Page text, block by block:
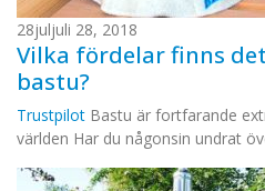
28juljuli 28, 2018
Vilka fördelar finns
bastu?
Trustpilot Bastu är fortfarande
världen Har du någonsin undrat